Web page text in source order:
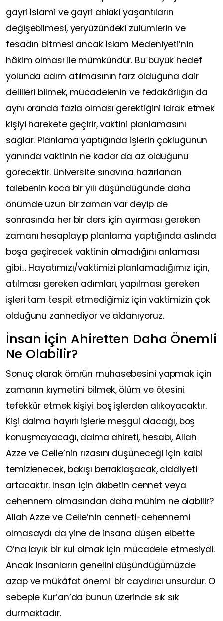
gayri İslami ve gayri ahlaki yaşantıların
değişebilmesi, yeryüzündeki zulümlerin ve
fesadın bitmesi ancak İslam Medeniyeti’nin
hâkim olması ile mümkündür. Bu büyük hedef
yolunda adım atılmasının farz olduğuna dair
delilleri bilmek, mücadelenin ve fedakârlığın da
aynı oranda fazla olması gerektiğini idrak etmek
kişiyi harekete geçirir, vaktini planlamasını
sağlar. Planlama yaptığında işlerin çokluğunun
yanında vaktinin ne kadar da az olduğunu
görecektir. Üniversite sınavına hazırlanan
talebenin koca bir yılı düşündüğünde daha
önümde uzun bir zaman var deyip de
sonrasında her bir ders için ayırması gereken
zamanı hesaplayıp planlama yaptığında aslında
boşa geçirecek vaktinin olmadığını anlaması
gibi… Hayatımızı/vaktimizi planlamadığımız için,
atılması gereken adımları, yapılması gereken
işleri tam tespit etmediğimiz için vaktimizin çok
olduğunu zannediyor ve aldanıyoruz.
İnsan İçin Ahiretten Daha Önemli
Ne Olabilir?
Sonuç olarak ömrün muhasebesini yapmak için
zamanın kıymetini bilmek, ölüm ve ötesini
tefekkür etmek kişiyi boş işlerden alıkoyacaktır.
Kişi daima hayırlı işlerle meşgul olacağı, boş
konuşmayacağı, daima ahireti, hesabı, Allah
Azze ve Celle’nin rızasını düşüneceği için kalbi
temizlenecek, bakışı berraklaşacak, ciddiyeti
artacaktır. İnsan için âkıbetin cennet veya
cehennem olmasından daha mühim ne olabilir?
Allah Azze ve Celle’nin cenneti-cehennemi
olmasaydı da yine de insana düşen elbette
O’na layık bir kul olmak için mücadele etmesiydi.
Ancak insanların genelini düşündüğümüzde
azap ve mükâfat önemli bir caydırıcı unsurdur. O
sebeple Kur’an’da bunun üzerinde sık sık
durmaktadır.